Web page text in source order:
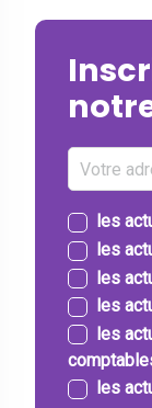
les
les
les
les
les
les